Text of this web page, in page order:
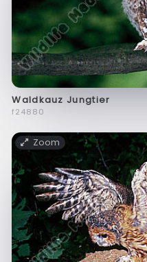
Waldkauz Jungtier
f24880
Zoom